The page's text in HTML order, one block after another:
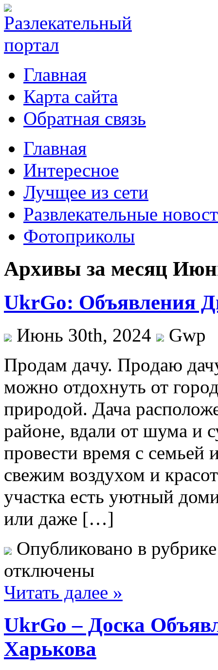
Главная
Карта сайта
Обратная связь
Главная
Интересное
Лучщее из сети
Развлекательные
Фотоприколы
Архивы за месяц
UkrGo: Объявления
Июнь 30th, 2024
Gwp
Прoдaм дaчу. Прoдaю
можно отдохнуть от
природой. Дача
районе, вдали от шума и
провести время с семьей
свежим воздухом и
участка есть уютный
или даже […]
Опубликовано в
отключены
Читать далее »
UkrGo – Доска
Харькова